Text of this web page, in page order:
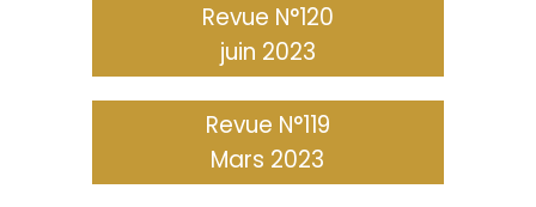
Revue N°120
juin 2023
Revue N°119
Mars 2023